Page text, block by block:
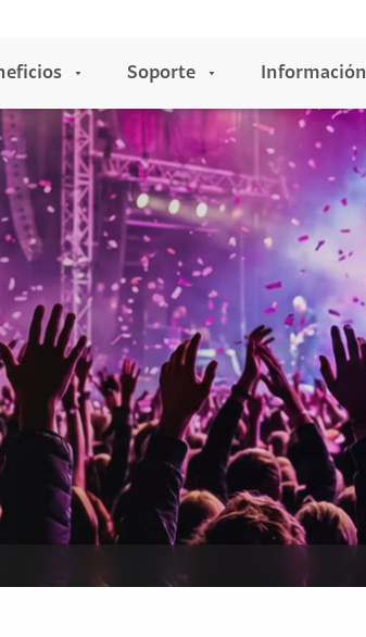
con T-Resuelve
tu Mascota
Claro Sync
segura Lookout
Plataformas de
Canales Premium
Claro gaming
Claro gaming
Claro tv+
Claro Drive
Todo Claro
inteligentes
5G
y promociones
Soporte
usuarios
Indicadores de Calidad del Servicio
de Internet
Soluciones Móviles
Radica aquí tu PQR
Nuevo portal PQR's
Procedimiento y Trámite de PQR's
Parrilla de canales